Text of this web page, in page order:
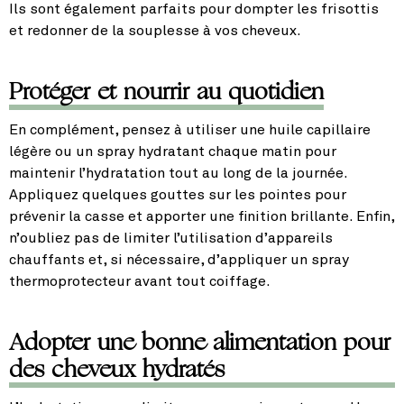
Ils sont également parfaits pour dompter les frisottis
et redonner de la souplesse à vos cheveux.
Protéger et nourrir au quotidien
En complément, pensez à utiliser une huile capillaire
légère ou un spray hydratant chaque matin pour
maintenir l’hydratation tout au long de la journée.
Appliquez quelques gouttes sur les pointes pour
prévenir la casse et apporter une finition brillante. Enfin,
n’oubliez pas de limiter l’utilisation d’appareils
chauffants et, si nécessaire, d’appliquer un spray
thermoprotecteur avant tout coiffage.
Adopter une bonne alimentation pour
des cheveux hydratés